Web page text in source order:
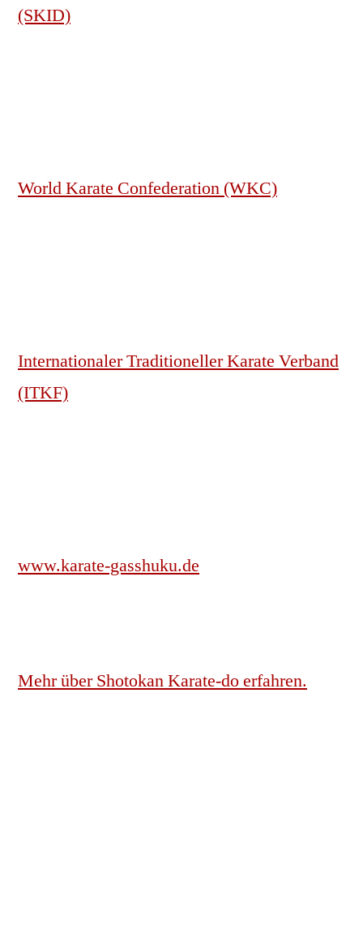
(SKID)
World Karate Confederation (WKC)
Internationaler Traditioneller Karate Verband
(ITKF)
www.karate-gasshuku.de
Mehr über Shotokan Karate-do erfahren.